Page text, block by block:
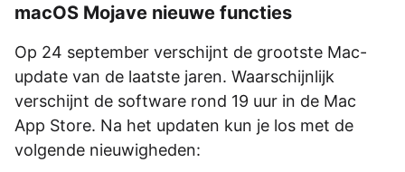
macOS Mojave nieuwe functies
Op 24 september verschijnt de grootste Mac-
update van de laatste jaren. Waarschijnlijk
verschijnt de software rond 19 uur in de Mac
App Store. Na het updaten kun je los met de
volgende nieuwigheden: